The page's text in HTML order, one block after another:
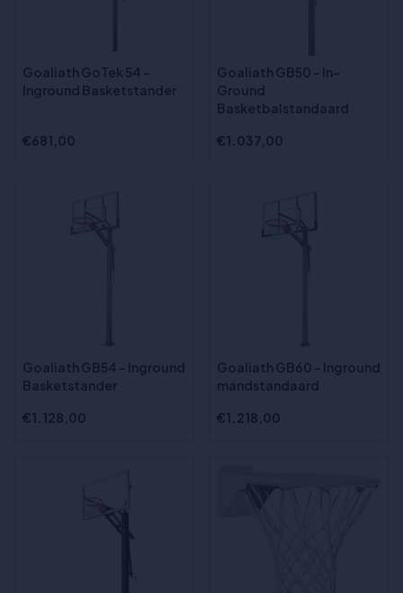
Goaliath GoTek 54 -
Inground Basketstander
€681,00
Goaliath GB50 - In-
Ground
Basketbalstandaard
€1.037,00
Goaliath GB54 - Inground
Basketstander
€1.128,00
Goaliath GB60 - Inground
mandstandaard
€1.218,00